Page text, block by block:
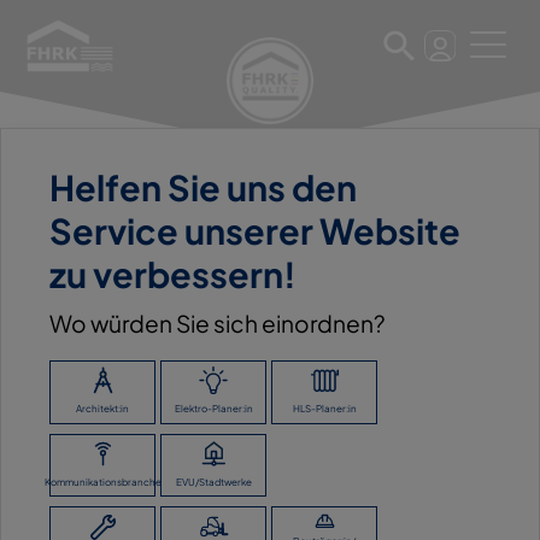
Helfen Sie uns den
Service unserer Website
zu verbessern!
Wo würden Sie sich einordnen?
Architekt:in Elektro-Planer:in HLS-Planer:in
Kommunikationsbranche EVU/Stadtwerke
20. Februar 2023
DOYMA GMBH & CO, OYTEN
ZURÜCK ZUR ÜBERSICHT